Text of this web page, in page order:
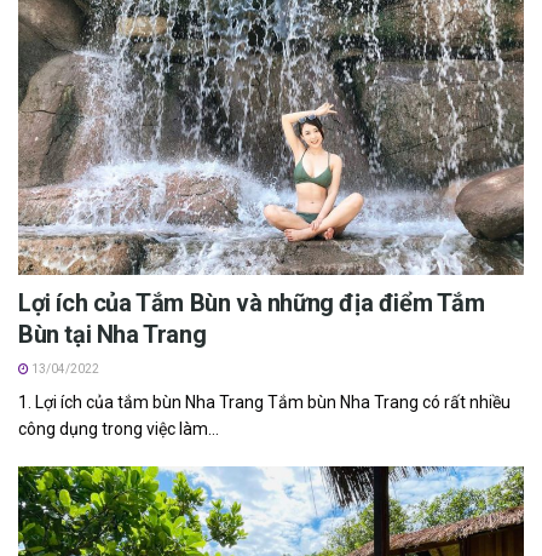
Lợi ích của Tắm Bùn và những địa điểm Tắm
Bùn tại Nha Trang
13/04/2022
1. Lợi ích của tắm bùn Nha Trang Tắm bùn Nha Trang c‎‎ó r‎‎ất n‎‎hiều
c‎‎ông d‎‎ụng t‎‎rong v‎‎iệc l‎‎àm...